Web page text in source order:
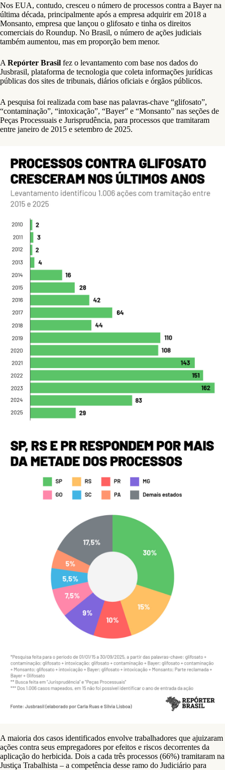
Nos EUA, contudo, cresceu o número de processos contra a Bayer na
última década, principalmente após a empresa adquirir em 2018 a
Monsanto, empresa que lançou o glifosato e tinha os direitos
comerciais do Roundup. No Brasil, o número de ações judiciais
também aumentou, mas em proporção bem menor.
A Repórter Brasil fez o levantamento com base nos dados do
Jusbrasil, plataforma de tecnologia que coleta informações jurídicas
públicas dos sites de tribunais, diários oficiais e órgãos públicos.
A pesquisa foi realizada com base nas palavras-chave “glifosato”,
“contaminação”, “intoxicação”, “Bayer” e “Monsanto” nas seções de
Peças Processuais e Jurisprudência, para processos que tramitaram
entre janeiro de 2015 e setembro de 2025.
A maioria dos casos identificados envolve trabalhadores que ajuizaram
ações contra seus empregadores por efeitos e riscos decorrentes da
aplicação do herbicida. Dois a cada três processos (66%) tramitaram na
Justiça Trabalhista – a competência desse ramo do Judiciário para